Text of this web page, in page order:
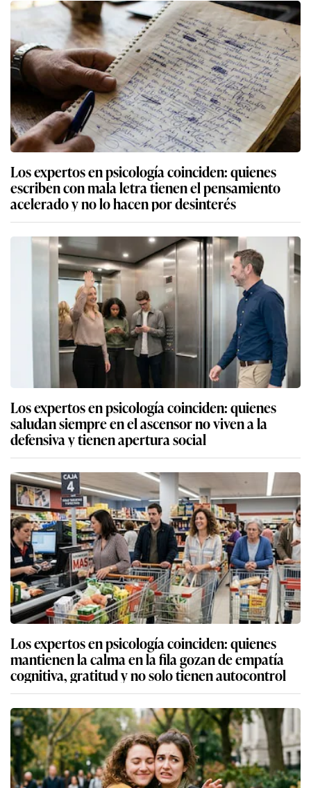
Los expertos en psicología coinciden: quienes
escriben con mala letra tienen el pensamiento
acelerado y no lo hacen por desinterés
Los expertos en psicología coinciden: quienes
saludan siempre en el ascensor no viven a la
defensiva y tienen apertura social
Los expertos en psicología coinciden: quienes
mantienen la calma en la fila gozan de empatía
cognitiva, gratitud y no solo tienen autocontrol